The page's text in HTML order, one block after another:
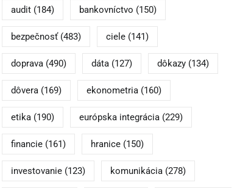
audit(184) bankovníctvo (150)
bezpečnosť(483) ciele(141)
doprava(490) dáta(127) dôkazy(134)
dôvera(169) ekonometria(160)
etika(190) európska integrácia(229)
financie(161) hranice(150)
investovanie(123) komunikácia(278)